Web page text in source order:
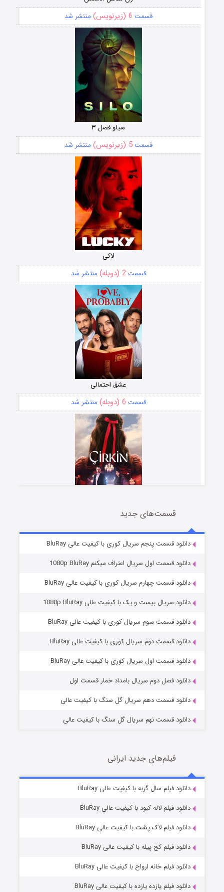
قسمت 6 (زیرنویس) منتشر شد
سیلو فصل ۳
قسمت5 (زیرنویس) منتشر شد
لاکی
قسمت2 (دوبله) منتشر شد
عشق احتمالی
قسمت 6 (دوبله) منتشر شد
سریال زشت
قسمت5 (زیرنویس) منتشر شد
وستی ها
قسمت1 (زیرنویس) منتشر شد
قسمت6 (زیرنویس) منتشر شد
قسمت‌های جدید
دانلود قسمت پنجم سریال کوری با کیفیت عالی BluRay
دانلود قسمت اول سریال اعتراف میکنم 1080p BluRay
دانلود قسمت چهارم سریال کوری با کیفیت عالی BluRay
دانلود سریال بیست و یک با کیفیت عالی 1080p BluRay
دانلود قسمت سوم سریال کوری با کیفیت عالی BluRay
دانلود قسمت دوم سریال کوری با کیفیت عالی BluRay
دانلود قسمت اول سریال کوری با کیفیت عالی BluRay
دانلود فصل دوم سریال بامداد خمار قسمت اول
دانلود قسمت دهم سریال گل سنگ با کیفیت عالی
دانلود قسمت نهم سریال گل سنگ با کیفیت عالی
فیلم‌های جدید ایرانی
دانلود فیلم سال گربه با کیفیت عالی BluRay
دانلود فیلم لاله کبود با کیفیت عالی BluRay
دانلود فیلم لاک پشت با کیفیت عالی BluRay
دانلود فیلم کج‌ پیله با کیفیت عالی BluRay
دانلود فیلم خانه ارواح با کیفیت عالی BluRay
دانلود فیلم یازده یازده با کیفیت عالی BluRay